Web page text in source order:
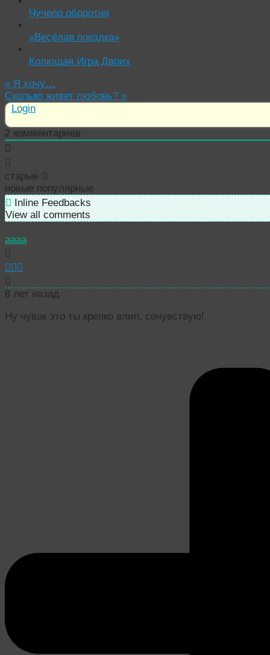
Чучело оборотня
«Весёлая поездка»
Колющая Игра Двоих
« Я хочу…
Сколько живет любовь? »
Login
2 комментариев
старые
новые популярные
Inline Feedbacks
View all comments
aaaa
8 лет назад
Ну чувак это ты крепко влип, сочувствую!